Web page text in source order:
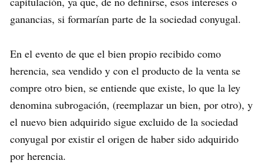
ganancias, si formarían parte de la sociedad conyugal.
En el evento de que el bien propio recibido como
herencia, sea vendido y con el producto de la venta se
compre otro bien, se entiende que existe, lo que la ley
denomina subrogación, (reemplazar un bien, por otro), y
el nuevo bien adquirido sigue excluido de la sociedad
conyugal por existir el origen de haber sido adquirido
por herencia.